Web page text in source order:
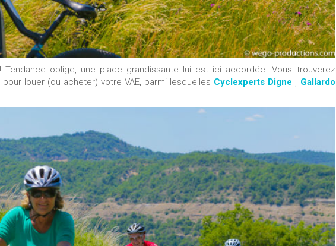
oblige, une place grandissante lui est ici accordée. Vous trouverez
louer (ou acheter) votre VAE, parmi lesquelles Cyclexperts Digne , Gallardo